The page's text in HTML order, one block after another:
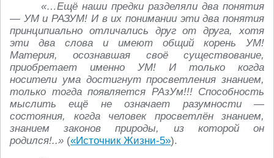
«…Ещё наши предки разделяли два понятия
— УМ и РАЗУМ! И в их понимании эти два понятия
принципиально отличались друг от друга, хотя
эти два слова и имеют общий корень УМ!
Материя, осознавшая своё существование,
приобретает именно УМ! И только когда
носители ума достигнут просветления знанием,
только тогда появляется РАзУм!!! Способность
мыслить ещё не означает разумности —
состояния, когда человек просветлён знанием,
знанием законов природы, из которой он
родился!..» («Источник Жизни-5»).